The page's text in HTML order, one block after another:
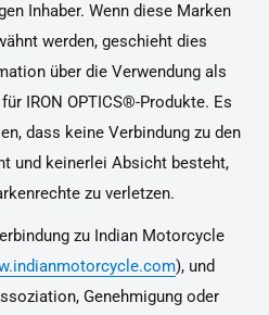
Inhaber. Wenn diese Marken
werden, geschieht dies
über die Verwendung als
IRON OPTICS®-Produkte. Es
dass keine Verbindung zu den
und keinerlei Absicht besteht,
zu verletzen.
zu Indian Motorcycle
), und
Genehmigung oder